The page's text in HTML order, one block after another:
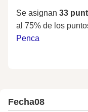
Se asignan 33
al 75% de los
Penca
Fecha08